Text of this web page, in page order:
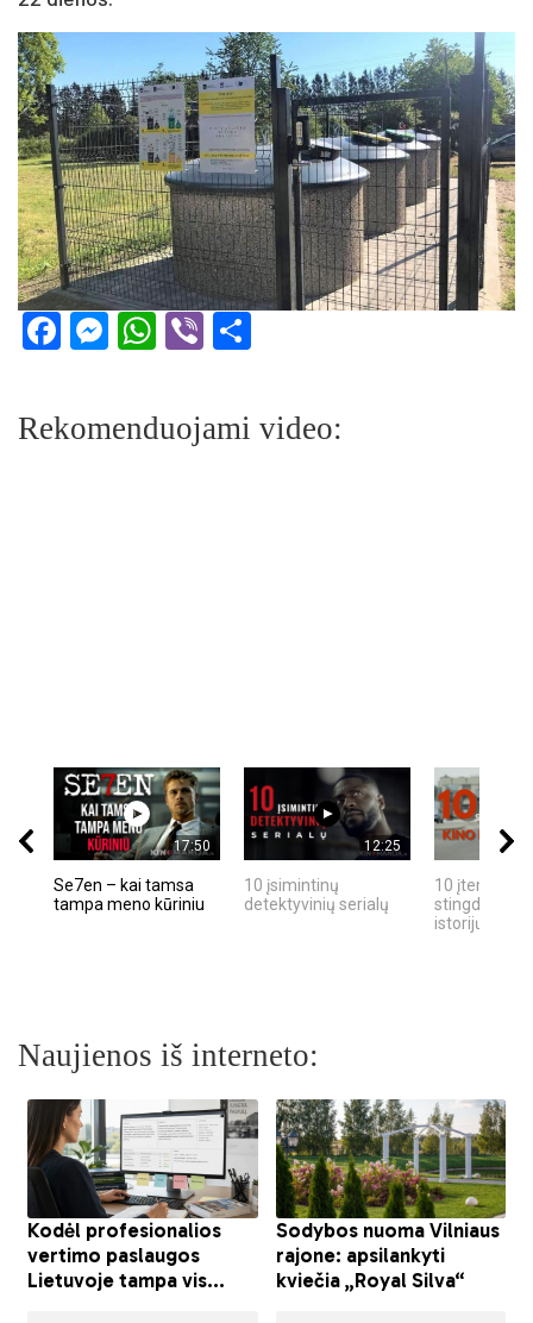
Facebook
Messenger
WhatsApp
Viber
Rekomenduojami video:
17:50
Se7en – kai tamsa
tampa meno kūriniu
12:25
10 įsimintinų
detektyvinių serialų
10 įtemptų,
stingdančių
istorijų
Naujienos iš interneto: